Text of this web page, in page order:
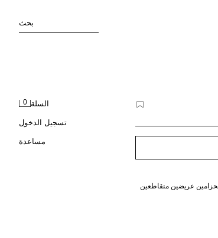
بحث
السلة 0
تسجيل الدخول
مساعدة
عريضين متقاطعين